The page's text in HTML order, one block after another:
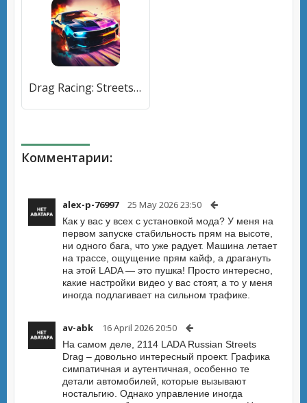
Drag Racing: Streets (ДрагРейсинг) [МОД Много денег] APK Android
Комментарии:
alex-p-76997 25 May 2026 23:50
Как у вас у всех с установкой мода? У меня на
первом запуске стабильность прям на высоте,
ни одного бага, что уже радует. Машина летает
на трассе, ощущение прям кайф, а драгануть
на этой LADA — это пушка! Просто интересно,
какие настройки видео у вас стоят, а то у меня
иногда подлагивает на сильном трафике.
av-abk 16 April 2026 20:50
На самом деле, 2114 LADA Russian Streets
Drag – довольно интересный проект. Графика
симпатичная и аутентичная, особенно те
детали автомобилей, которые вызывают
ностальгию. Однако управление иногда